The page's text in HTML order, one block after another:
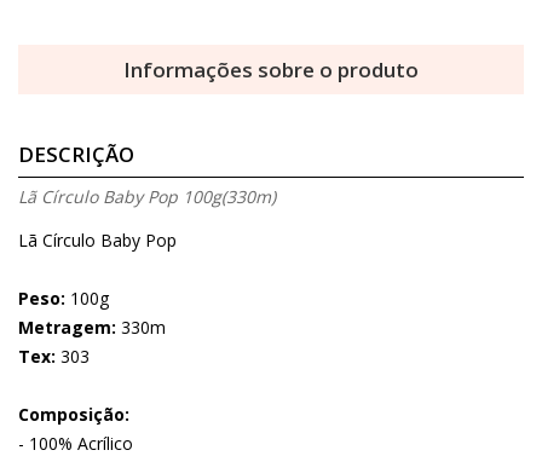
Informações sobre o produto
DESCRIÇÃO
Lã Círculo Baby Pop 100g(330m)
Lã Círculo Baby Pop
Peso: 100g
Metragem: 330m
Tex: 303
Composição:
- 100% Acrílico